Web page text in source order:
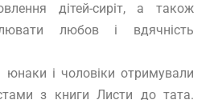
дітей-сиріт, а також
любов і вдячність
юнаки і чоловіки отримували
з книги Листи до тата.